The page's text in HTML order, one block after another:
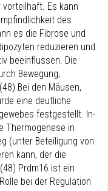
Es kann
des
es die Fibrose und
reduzieren und
beeinflussen. Die
Bewegung,
Bei den Mäusen,
eine deutliche
festgestellt. In-
Thermogenese in
(unter Beteiligung von
kann, der die
Prdm16 ist ein
bei der Regulation